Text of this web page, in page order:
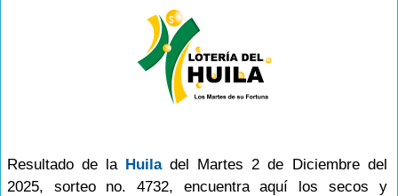
Resultado de la Huiladel Martes 2 de Diciembre del
2025, sorteo no. 4732, encuentra aquí los secos y